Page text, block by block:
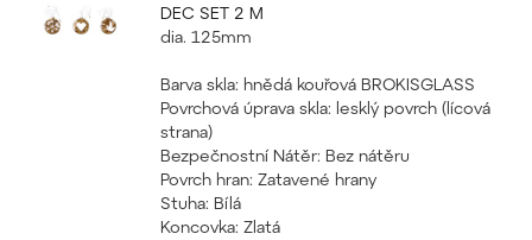
DEC SET 2 M
dia. 125mm
Barva skla: hnědá kouřová BROKISGLASS
Povrchová úprava skla: lesklý povrch (lícová
strana)
Bezpečnostní Nátěr: Bez nátěru
Povrch hran: Zatavené hrany
Stuha: Bílá
Koncovka: Zlatá